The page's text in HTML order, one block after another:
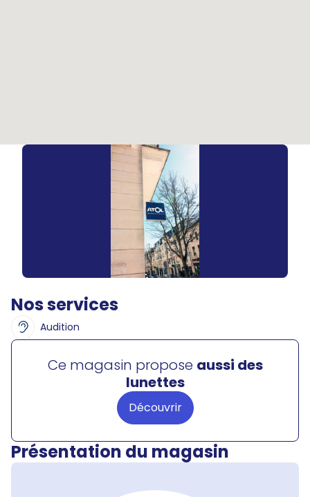
Nos services
Audition
Ce magasin propose aussi des
lunettes
Découvrir
Présentation du magasin